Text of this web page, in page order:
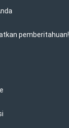
pemberitahuan!